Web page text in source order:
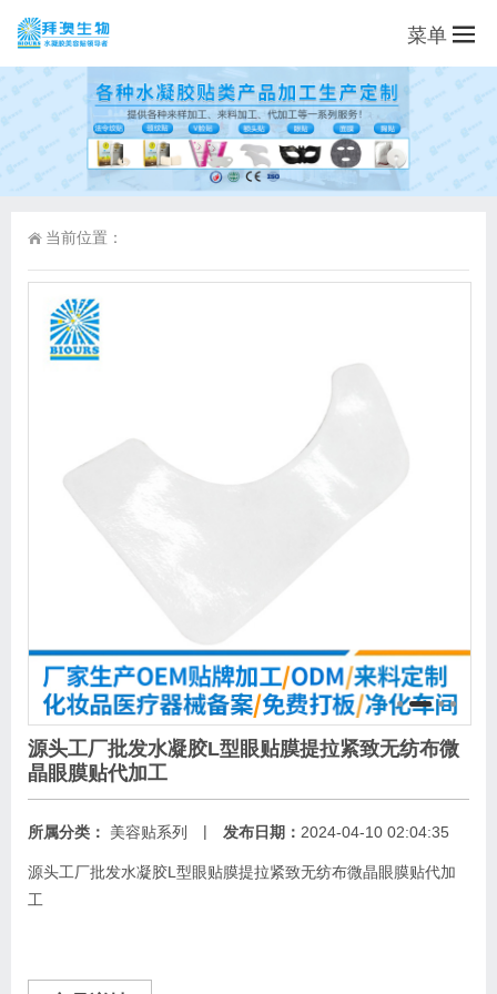
菜单
当前位置：
源头工厂批发水凝胶L型眼贴膜提拉紧致无纺布微
晶眼膜贴代加工
所属分类： 美容贴系列 | 发布日期： 2024-04-10 02:04:35
源头工厂批发水凝胶L型眼贴膜提拉紧致无纺布微晶眼膜贴代加
工